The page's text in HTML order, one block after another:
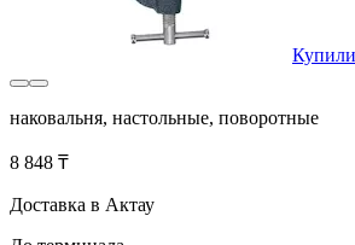
Купили
наковальня, настольные, поворотные
8 848 ₸
Доставка в Актау